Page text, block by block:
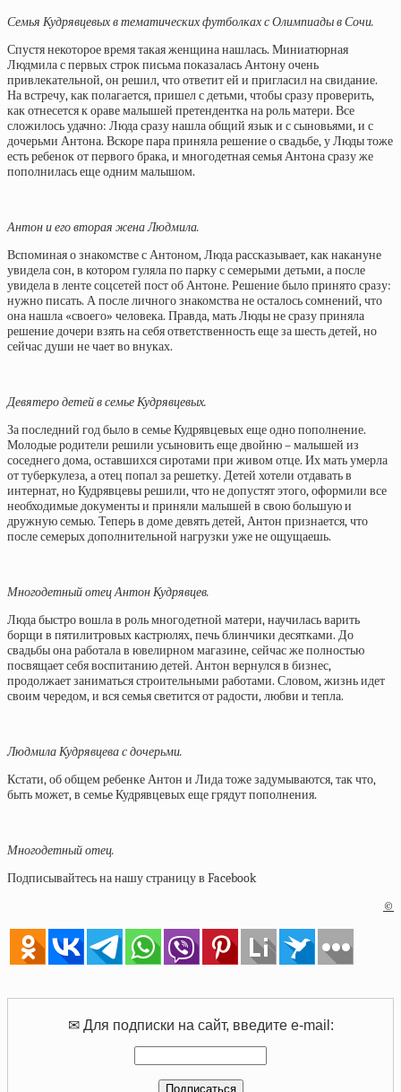
Семья Кудрявцевых в тематических футболках с Олимпиады в Сочи.
Спустя некоторое время такая женщина нашлась. Миниатюрная
Людмила с первых строк письма показалась Антону очень
привлекательной, он решил, что ответит ей и пригласил на свидание.
На встречу, как полагается, пришел с детьми, чтобы сразу проверить,
как отнесется к ораве малышей претендентка на роль матери. Все
сложилось удачно: Люда сразу нашла общий язык и с сыновьями, и с
дочерьми Антона. Вскоре пара приняла решение о свадьбе, у Люды тоже
есть ребенок от первого брака, и многодетная семья Антона сразу же
пополнилась еще одним малышом.
Антон и его вторая жена Людмила.
Вспоминая о знакомстве с Антоном, Люда рассказывает, как накануне
увидела сон, в котором гуляла по парку с семерыми детьми, а после
увидела в ленте соцсетей пост об Антоне. Решение было принято сразу:
нужно писать. А после личного знакомства не осталось сомнений, что
она нашла «своего» человека. Правда, мать Люды не сразу приняла
решение дочери взять на себя ответственность еще за шесть детей, но
сейчас души не чает во внуках.
Девятеро детей в семье Кудрявцевых.
За последний год было в семье Кудрявцевых еще одно пополнение.
Молодые родители решили усыновить еще двойню – малышей из
соседнего дома, оставшихся сиротами при живом отце. Их мать умерла
от туберкулеза, а отец попал за решетку. Детей хотели отдавать в
интернат, но Кудрявцевы решили, что не допустят этого, оформили все
необходимые документы и приняли малышей в свою большую и
дружную семью. Теперь в доме девять детей, Антон признается, что
после семерых дополнительной нагрузки уже не ощущаешь.
Многодетный отец Антон Кудрявцев.
Люда быстро вошла в роль многодетной матери, научилась варить
борщи в пятилитровых кастрюлях, печь блинчики десятками. До
свадьбы она работала в ювелирном магазине, сейчас же полностью
посвящает себя воспитанию детей. Антон вернулся в бизнес,
продолжает заниматься строительными работами. Словом, жизнь идет
своим чередом, и вся семья светится от радости, любви и тепла.
Людмила Кудрявцева с дочерьми.
Кстати, об общем ребенке Антон и Лида тоже задумываются, так что,
быть может, в семье Кудрявцевых еще грядут пополнения.
Многодетный отец.
Подписывайтесь на нашу страницу в Facebook
©
✉ Для подписки на сайт, введите e-mail: